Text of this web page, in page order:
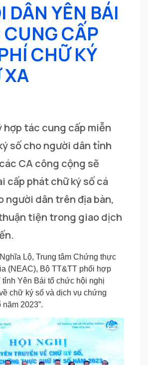
DÂN YÊN BÁI
CẤP
CHỮ KÝ
XA
hợp tác cung cấp miễn
số cho người dân tỉnh
CA công cộng sẽ
cấp phát chữ ký số cá
người dân trên địa bàn,
tiện trong giao dịch
Lộ, Trung tâm Chứng thực
(NEAC), Bộ TT&TT phối hợp
Yên Bái tổ chức hội nghị
chữ ký số và dịch vụ chứng
2023”.